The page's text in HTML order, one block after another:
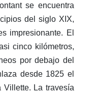
se encuentra
del siglo XIX,
impresionante. El
cinco kilómetros,
por debajo del
desde 1825 el
La travesía